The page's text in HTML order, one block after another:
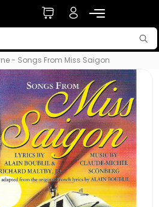
- Songs From Miss Saigon